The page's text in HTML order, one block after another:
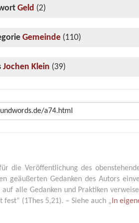
Geld (2)
Gemeinde (110)
Jochen Klein (39)
die Veröffentlichung des
geäußerten Gedanken des Autors
alle Gedanken und Praktiken
(1Thes 5,21). – Siehe auch „ In